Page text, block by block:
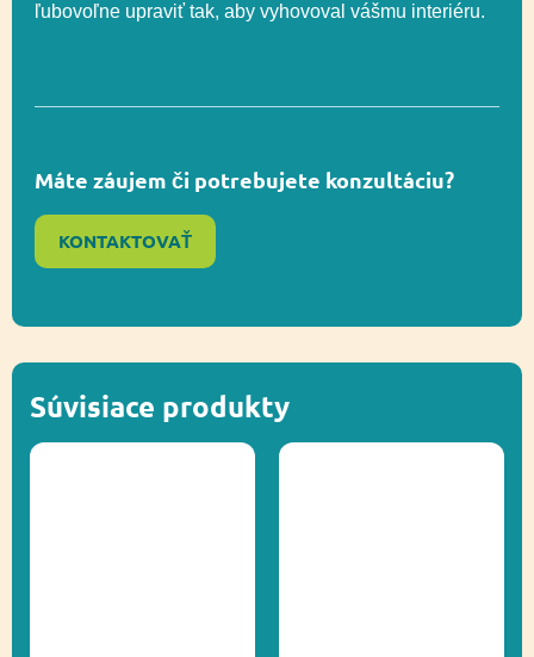
ľubovoľne upraviť tak, aby vyhovoval vášmu interiéru.
Máte záujem či potrebujete konzultáciu?
KONTAKTOVAŤ
Súvisiace produkty